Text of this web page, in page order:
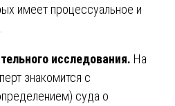
имеет процессуальное и
исследования. На
знакомится с
суда о